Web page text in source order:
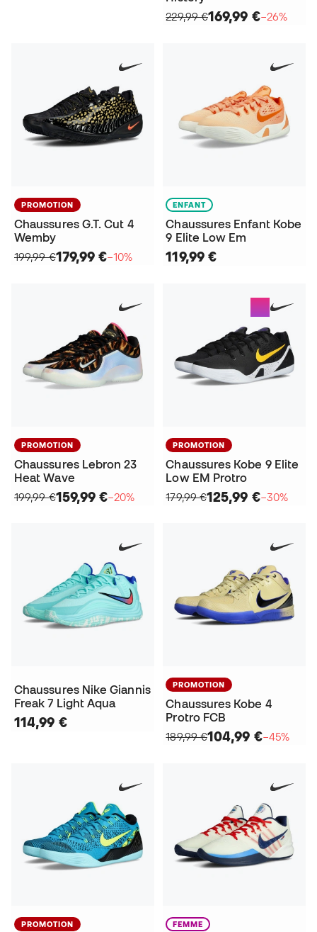
229,99 €169,99 €−26%
PROMOTION
Chaussures G.T. Cut 4
Wemby
199,99 €179,99 €−10%
ENFANT
Chaussures Enfant Kobe
9 Elite Low Em
119,99 €
PROMOTION
Chaussures Lebron 23
Heat Wave
199,99 €159,99 €−20%
PROMOTION
Chaussures Kobe 9 Elite
Low EM Protro
179,99 €125,99 €−30%
Chaussures Nike Giannis
Freak 7 Light Aqua
114,99 €
PROMOTION
Chaussures Kobe 4
Protro FCB
189,99 €104,99 €−45%
PROMOTION FEMME